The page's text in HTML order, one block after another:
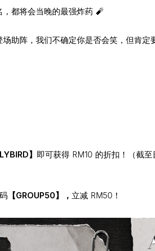
都将会当晚的最强炸药 🧨
助阵，我们不确定你是否会笑，但肯定
】 即可获得 RM10 的折扣！（截
【GROUP50】， 立减 RM50！